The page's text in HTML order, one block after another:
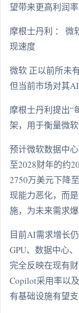
望带来更高利润率
摩根士丹利 ： 微
现速度
微软 正以前所未
但当前市场对其
摩根士丹利提出“
架，用于衡量微
预计微软数据中
至2028财年的约
2750万美元下降
现能力恶化，而
施，为未来需求爆
目前AI需求增长
GPU、数据中心
完全反映在现有
Copilot采用率以
有基础设施有望